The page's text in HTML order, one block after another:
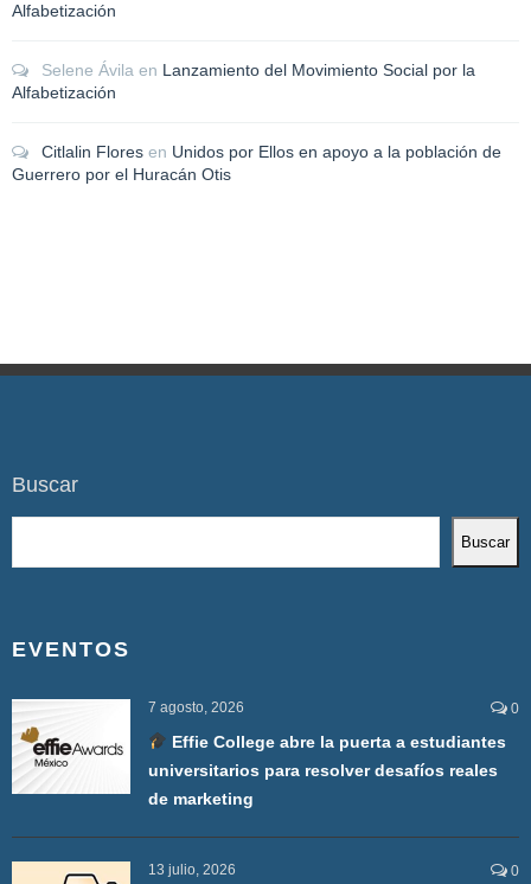
Alfabetización
Selene Ávila en Lanzamiento del Movimiento Social por la
Alfabetización
Citlalin Flores en Unidos por Ellos en apoyo a la población de
Guerrero por el Huracán Otis
Buscar
Buscar
EVENTOS
7 agosto, 2026 0
Effie College abre la puerta a estudiantes
universitarios para resolver desafíos reales
de marketing
13 julio, 2026 0